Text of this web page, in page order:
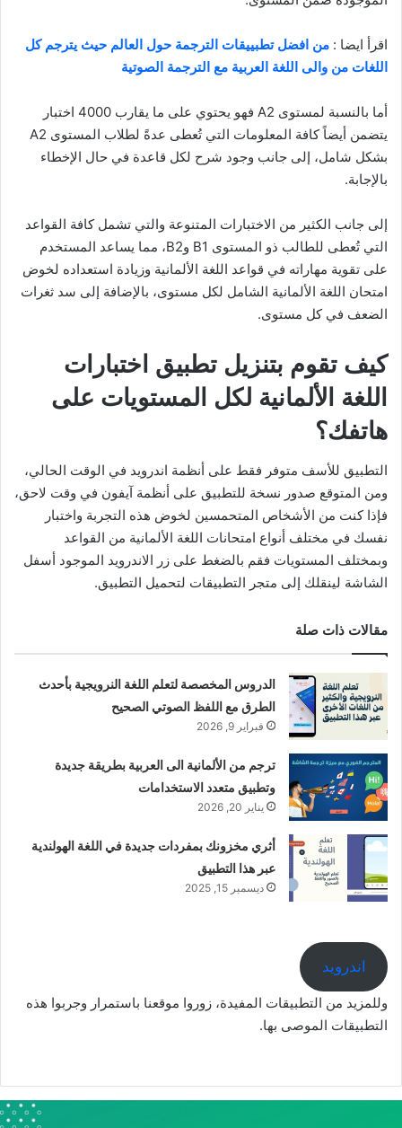
اقرأ ايضا : من افضل تطبييقات الترجمة حول العالم حيث يترجم كل
اللغات من والى اللغة العربية مع الترجمة الصوتية
أما بالنسبة لمستوى A2 فهو يحتوي على ما يقارب 4000 اختبار
يتضمن أيضاً كافة المعلومات التي تُعطى عدةً لطلاب المستوى A2
بشكل شامل، إلى جانب وجود شرح لكل قاعدة في حال الإخطاء
بالإجابة.
إلى جانب الكثير من الاختبارات المتنوعة والتي تشمل كافة القواعد
التي تُعطى للطالب ذو المستوى B1 وB2، مما يساعد المستخدم
على تقوية مهاراته في قواعد اللغة الألمانية وزيادة استعداده لخوض
امتحان اللغة الألمانية الشامل لكل مستوى، بالإضافة إلى سد ثغرات
الضعف في كل مستوى.
كيف تقوم بتنزيل تطبيق اختبارات
اللغة الألمانية لكل المستويات على
هاتفك؟
التطبيق للأسف متوفر فقط على أنظمة اندرويد في الوقت الحالي،
ومن المتوقع صدور نسخة للتطبيق على أنظمة آيفون في وقت لاحق،
فإذا كنت من الأشخاص المتحمسين لخوض هذه التجربة واختبار
نفسك في مختلف أنواع امتحانات اللغة الألمانية من القواعد
وبمختلف المستويات فقم بالضغط على زر الاندرويد الموجود أسفل
الشاشة لينقلك إلى متجر التطبيقات لتحميل التطبيق.
مقالات ذات صلة
الدروس المخصصة لتعلم اللغة النرويجية بأحدث
الطرق مع اللفظ الصوتي الصحيح
فبراير 9, 2026
ترجم من الألمانية الى العربية بطريقة جديدة
وتطبيق متعدد الاستخدامات
يناير 20, 2026
أثري مخزونك بمفردات جديدة في اللغة الهولندية
عبر هذا التطبيق
ديسمبر 15, 2025
اندرويد
وللمزيد من التطبيقات المفيدة، زوروا موقعنا باستمرار وجربوا هذه
التطبيقات الموصى بها.